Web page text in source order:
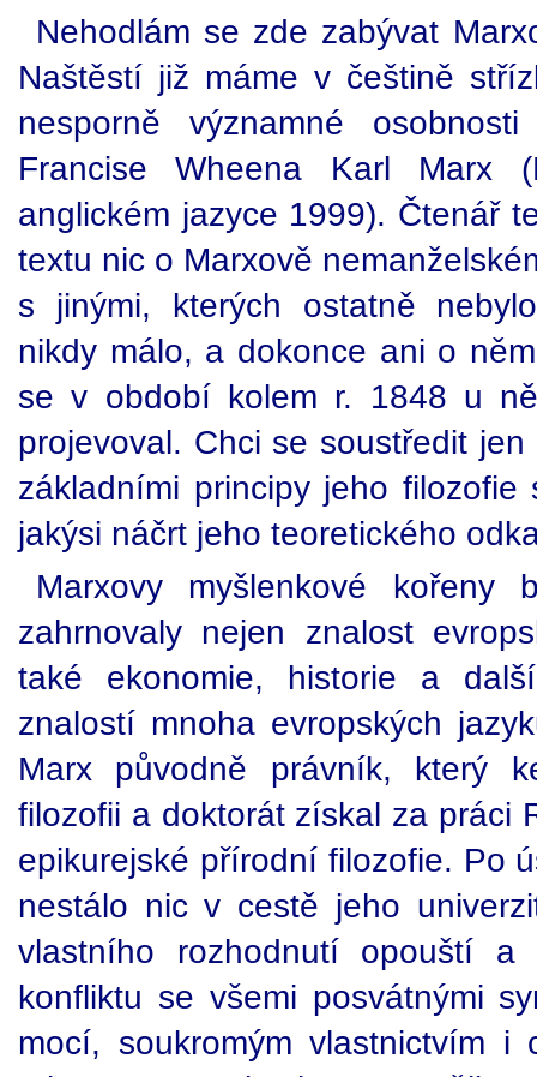
Nehodlám se zde zabývat
Naštěstí již máme v češtině
nesporně významné
Francise Wheena Karl Marx
anglickém jazyce 1999). Čtenář
textu nic o Marxově
s jinými, kterých ostatně
nikdy málo, a dokonce ani o
se v období kolem r. 1848 u
projevoval. Chci se soustředit
základními principy jeho
jakýsi náčrt jeho teoretického
Marxovy myšlenkové kořeny
zahrnovaly nejen znalost
také ekonomie, historie a
znalostí mnoha evropských
Marx původně právník, který
filozofii a doktorát získal za práci
epikurejské přírodní filozofie. Po
nestálo nic v cestě jeho
vlastního rozhodnutí opouští
konfliktu se všemi posvátnými
mocí, soukromým vlastnictvím